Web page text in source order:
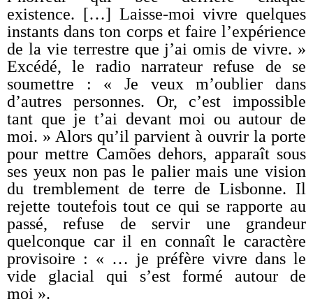
existence. […] Laisse-moi vivre quelques
instants dans ton corps et faire l’expérience
de la vie terrestre que j’ai omis de vivre. »
Excédé, le radio narrateur refuse de se
soumettre : « Je veux m’oublier dans
d’autres personnes. Or, c’est impossible
tant que je t’ai devant moi ou autour de
moi. » Alors qu’il parvient à ouvrir la porte
pour mettre Camões dehors, apparaît sous
ses yeux non pas le palier mais une vision
du tremblement de terre de Lisbonne. Il
rejette toutefois tout ce qui se rapporte au
passé, refuse de servir une grandeur
quelconque car il en connaît le caractère
provisoire : « … je préfère vivre dans le
vide glacial qui s’est formé autour de
moi ».